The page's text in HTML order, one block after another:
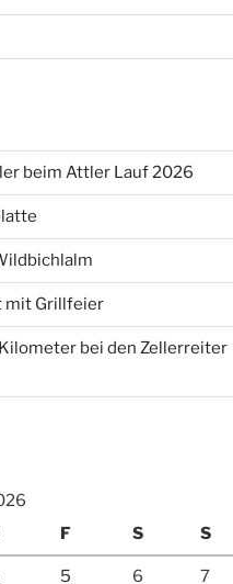
beim Attler Lauf 2026
mit Grillfeier
bei den Zellerreiter
F S S
5 6 7